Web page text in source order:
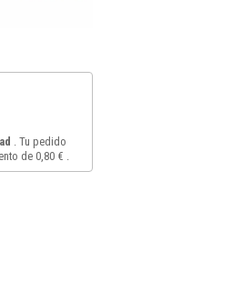
. Tu pedido
de 0,80 €